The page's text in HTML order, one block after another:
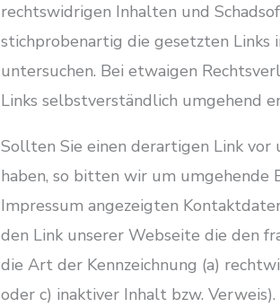
rechtswidrigen Inhalten und
stichprobenartig die gesetzten
untersuchen. Bei etwaigen
Links selbstverständlich umgehend
Sollten Sie einen derartigen Link
haben, so bitten wir um umgehende
Impressum angezeigten
den Link unserer Webseite die den
die Art der Kennzeichnung (a)
oder c) inaktiver Inhalt bzw. Verweis).